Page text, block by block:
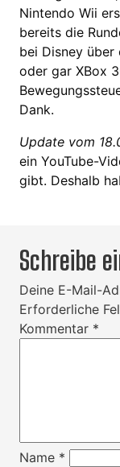
Nintendo Wii
bereits die
bei Disney
oder gar XBox
Dank.
Update vom
ein YouTube-
gibt. Deshalb
Schreibe
Deine E-Mail-
Erforderliche
Kommentar *
Name *